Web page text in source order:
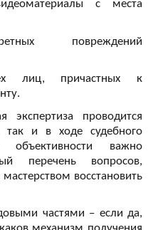
с места
повреждений
лиц, причастных к
экспертиза проводится
так и в ходе судебного
объективности важно
перечень вопросов,
восстановить
частями – если да,